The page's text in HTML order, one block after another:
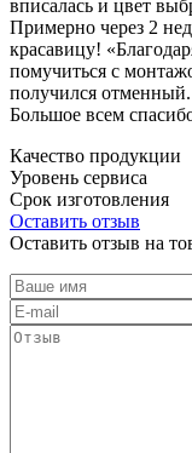
вписалась и цвет
Примерно через 2
красавицу!
помучиться с
получился отменный.
Большое всем
Качество продукции
Уровень сервиса
Срок изготовления
Оставить отзыв
Оставить отзыв на